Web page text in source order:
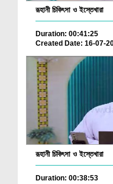
রূহানী চিকিৎসা ও ইস্তেখারা
Duration: 00:41:25
Created Date: 16-07-
রূহানী চিকিৎসা ও ইস্তেখারা
Duration: 00:38:53